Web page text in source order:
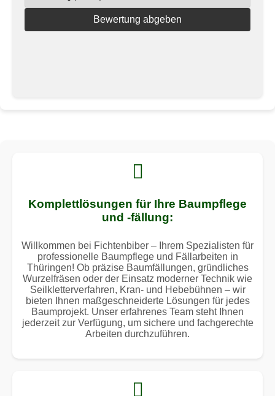
Bewertung abgeben
Komplettlösungen für Ihre Baumpflege
und -fällung:
Willkommen bei Fichtenbiber – Ihrem Spezialisten für
professionelle Baumpflege und Fällarbeiten in
Thüringen! Ob präzise Baumfällungen, gründliches
Wurzelfräsen oder der Einsatz moderner Technik wie
Seilkletterverfahren, Kran- und Hebebühnen – wir
bieten Ihnen maßgeschneiderte Lösungen für jedes
Baumprojekt. Unser erfahrenes Team steht Ihnen
jederzeit zur Verfügung, um sichere und fachgerechte
Arbeiten durchzuführen.